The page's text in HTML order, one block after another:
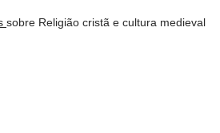
sobre Religião cristã e cultura medieval